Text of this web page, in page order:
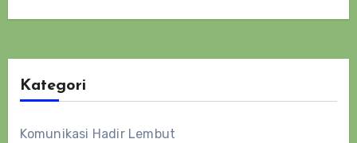
Kategori
Komunikasi Hadir Lembut